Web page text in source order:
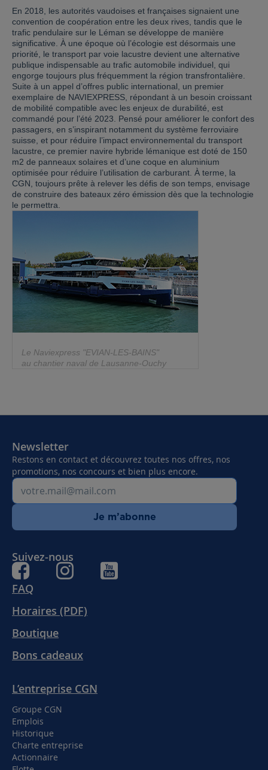
Le Naviexpress "EVIAN-LES-BAINS"
au chantier naval de Lausanne-Ouchy
En 2018, les autorités vaudoises et françaises signaient une
convention de coopération entre les deux rives, tandis que le
trafic pendulaire sur le Léman se développe de manière
significative. À une époque où l’écologie est désormais une
priorité, le transport par voie lacustre devient une alternative
publique indispensable au trafic automobile individuel, qui
engorge toujours plus fréquemment la région transfrontalière.
Suite à un appel d’offres public international, un premier
exemplaire de NAVIEXPRESS, répondant à un besoin croissant
de mobilité compatible avec les enjeux de durabilité, est
commandé pour l’été 2023. Pensé pour améliorer le confort des
passagers, en s’inspirant notamment du système ferroviaire
suisse, et pour réduire l’impact environnemental du transport
lacustre, ce premier navire hybride lémanique est doté de 150
m2 de panneaux solaires et d’une coque en aluminium
optimisée pour réduire l’utilisation de carburant. À terme, la
CGN, toujours prête à relever les défis de son temps, envisage
de construire des bateaux zéro émission dès que la technologie
le permettra.
FAQ
Horaires (PDF)
Boutique
Bons cadeaux
L’entreprise CGN
Groupe CGN
Emplois
Historique
Charte entreprise
Actionnaire
Newsletter
Restons en contact et découvrez toutes nos offres, nos
promotions, nos concours et bien plus encore.
Je m’abonne
Suivez-nous